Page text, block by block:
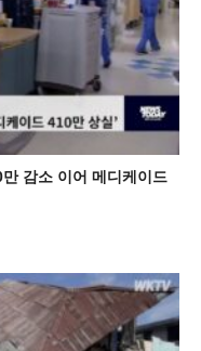
감소 이어 메디케이드